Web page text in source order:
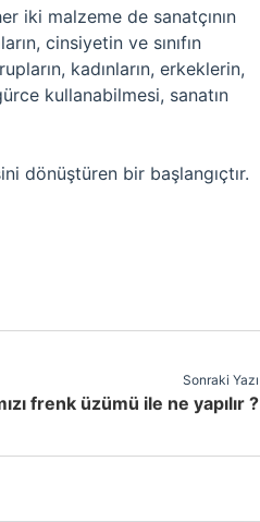
iki malzeme de sanatçının
cinsiyetin ve sınıfın
kadınların, erkeklerin,
kullanabilmesi, sanatın
dönüştüren bir başlangıçtır.
Sonraki Yazı
frenk üzümü ile ne yapılır ?